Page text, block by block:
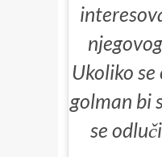
Ukoliko
golman bi
se